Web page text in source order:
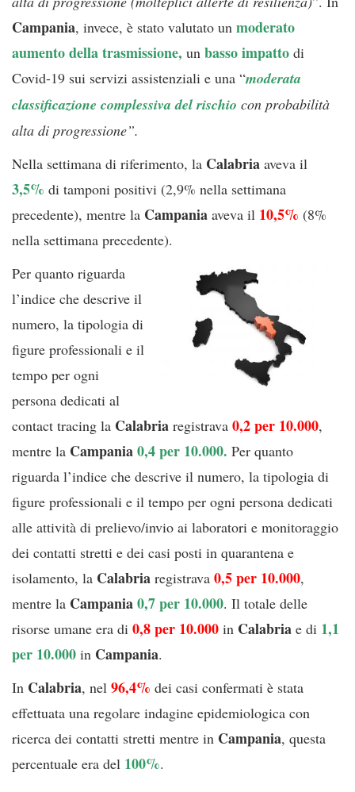
Campania, invece, è stato valutato un moderato
aumento della trasmissione, un basso impatto di
Covid-19 sui servizi assistenziali e una “moderata
classificazione complessiva del rischio con probabilità
alta di progressione”.
Nella settimana di riferimento, la Calabria aveva il
3,5% di tamponi positivi (2,9% nella settimana
precedente), mentre la Campania aveva il 10,5% (8%
nella settimana precedente).
Per quanto riguarda
l’indice che descrive il
numero, la tipologia di
figure professionali e il
tempo per ogni
persona dedicati al
contact tracing la Calabria registrava 0,2 per 10.000,
mentre la Campania0,4 per 10.000. Per quanto
riguarda l’indice che descrive il numero, la tipologia di
figure professionali e il tempo per ogni persona dedicati
alle attività di prelievo/invio ai laboratori e monitoraggio
dei contatti stretti e dei casi posti in quarantena e
isolamento, la Calabria registrava 0,5 per 10.000,
mentre la Campania0,7 per 10.000. Il totale delle
risorse umane era di 0,8 per 10.000 in Calabria e di 1,1
per 10.000 in Campania.
In Calabria, nel 96,4% dei casi confermati è stata
effettuata una regolare indagine epidemiologica con
ricerca dei contatti stretti mentre in Campania, questa
percentuale era del 100%.